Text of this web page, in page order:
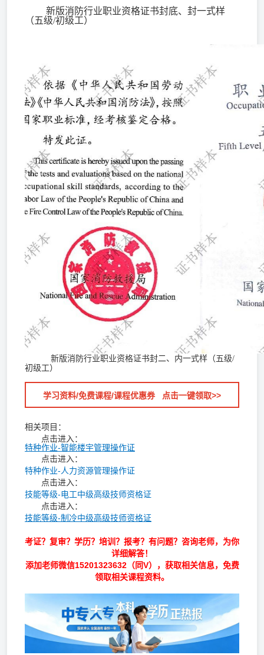
新版消防行业职业资格证书封底、封一式样
（五级/初级工）
新版消防行业职业资格证书封二、内一式样（五级/
初级工）
学习资料/免费课程/课程优惠券 点击一键领取>>
相关项目：
点击进入：
特种作业-智能楼宇管理操作证
点击进入：
特种作业-人力资源管理操作证
点击进入：
技能等级-电工中级高级技师资格证
点击进入：
技能等级-制冷中级高级技师资格证
考证？复审？学历？培训？报考？有问题？咨询老师，为你
详细解答！
添加老师微信15201323632（同V），获取相关信息，免费
领取相关课程资料。